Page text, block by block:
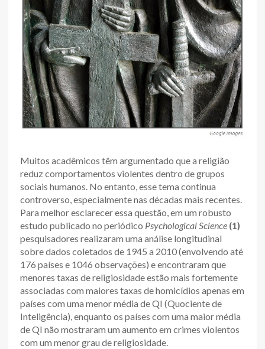
Muitos acadêmicos têm argumentado que a religião
reduz comportamentos violentes dentro de grupos
sociais humanos. No entanto, esse tema continua
controverso, especialmente nas décadas mais recentes.
Para melhor esclarecer essa questão, em um robusto
estudo publicado no periódico Psychological Science (1)
pesquisadores realizaram uma análise longitudinal
sobre dados coletados de 1945 a 2010 (envolvendo até
176 países e 1046 observações) e encontraram que
menores taxas de religiosidade estão mais fortemente
associadas com maiores taxas de homicídios apenas em
países com uma menor média de QI (Quociente de
Inteligência), enquanto os países com uma maior média
de QI não mostraram um aumento em crimes violentos
com um menor grau de religiosidade.